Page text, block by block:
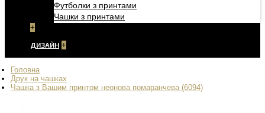
Футболки з принтами
Чашки з принтами
+
ДИЗАЙН +
Головна
Друк на чашках
Чашка з Вашим принтом неонова помаранчева (6094)